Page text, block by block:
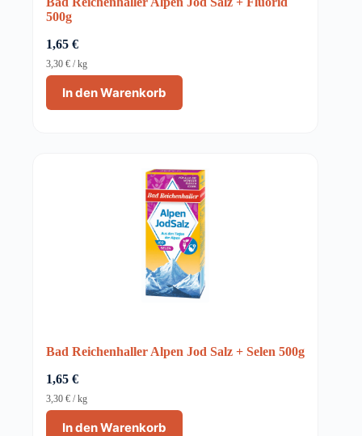
500g
1,65 €
In den Warenkorb
3,30 € /kg
Bad Reichenhaller Alpen Jod Salz + Selen 500g
1,65 €
In den Warenkorb
3,30 € /kg